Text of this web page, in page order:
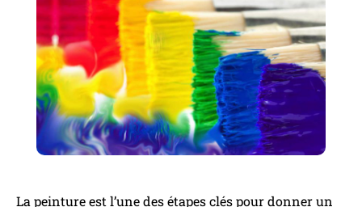
La peinture est l’une des étapes clés pour donner un